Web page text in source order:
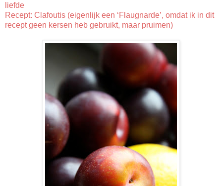
liefde
Recept: Clafoutis (eigenlijk een ‘Flaugnarde’, omdat ik in dit
recept geen kersen heb gebruikt, maar pruimen)